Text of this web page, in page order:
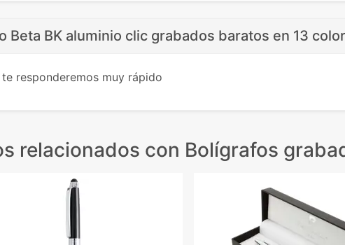
Beta BK aluminio clic grabados baratos en 13
responderemos muy rápido
relacionados con Bolígrafos